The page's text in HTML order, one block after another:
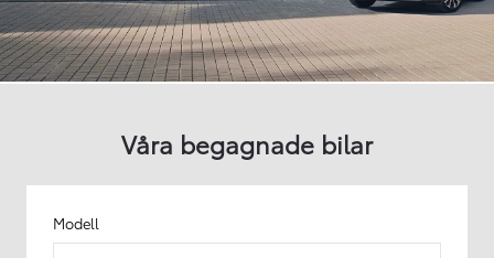
Våra begagnade bilar
Modell